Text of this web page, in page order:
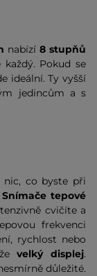
nabízí 8 stupňů
Pokud se
ideální. Ty vyšší
jedincům a s
nic, co byste při
Snímače tepové
cvičíte a
frekvenci
rychlost nebo
velký displej.
důležité.